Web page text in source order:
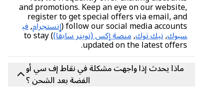
and promotions. Keep an eye on our website,
register to get special offers via email, and
follow our social media accounts ( إنستجرام,في
سبوك,تيك توك,منصة إكس (تويتر سابقًا) ) to stay
updated on the latest offers.
ماذا يحدث إذا واجهت مشكلة في نقاط إف سي أو
الفضة بعد الشحن ؟